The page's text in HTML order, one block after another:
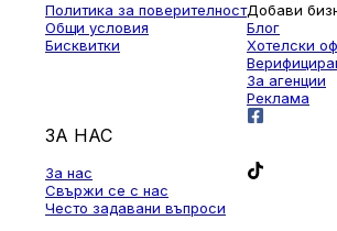
Политика за поверителност
Общи условия
Бисквитки
Добави
Блог
Хотелски
За агенции
Реклама
ЗА НАС
За нас
Свържи се с нас
Често задавани въпроси